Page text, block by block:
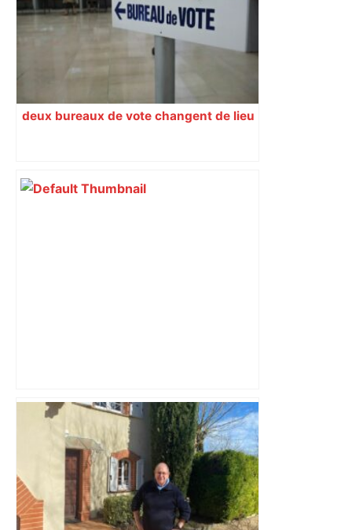
deux bureaux de vote changent de lieu
Près de Toulouse : cet axe va être
fermé plusieurs semaines pour
l'aménagement d'un rond-point –